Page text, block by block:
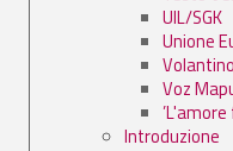
UIL/SGK
Unione
Voz
Introduzione